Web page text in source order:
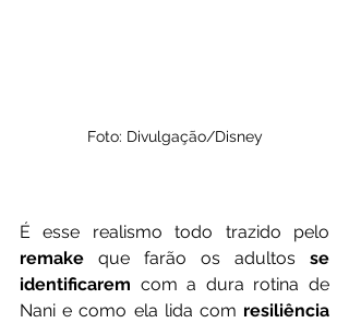
Foto: Divulgação/Disney
remake que farão os adultos se
identificarem com a dura rotina de
Nani e como ela lida com resiliência